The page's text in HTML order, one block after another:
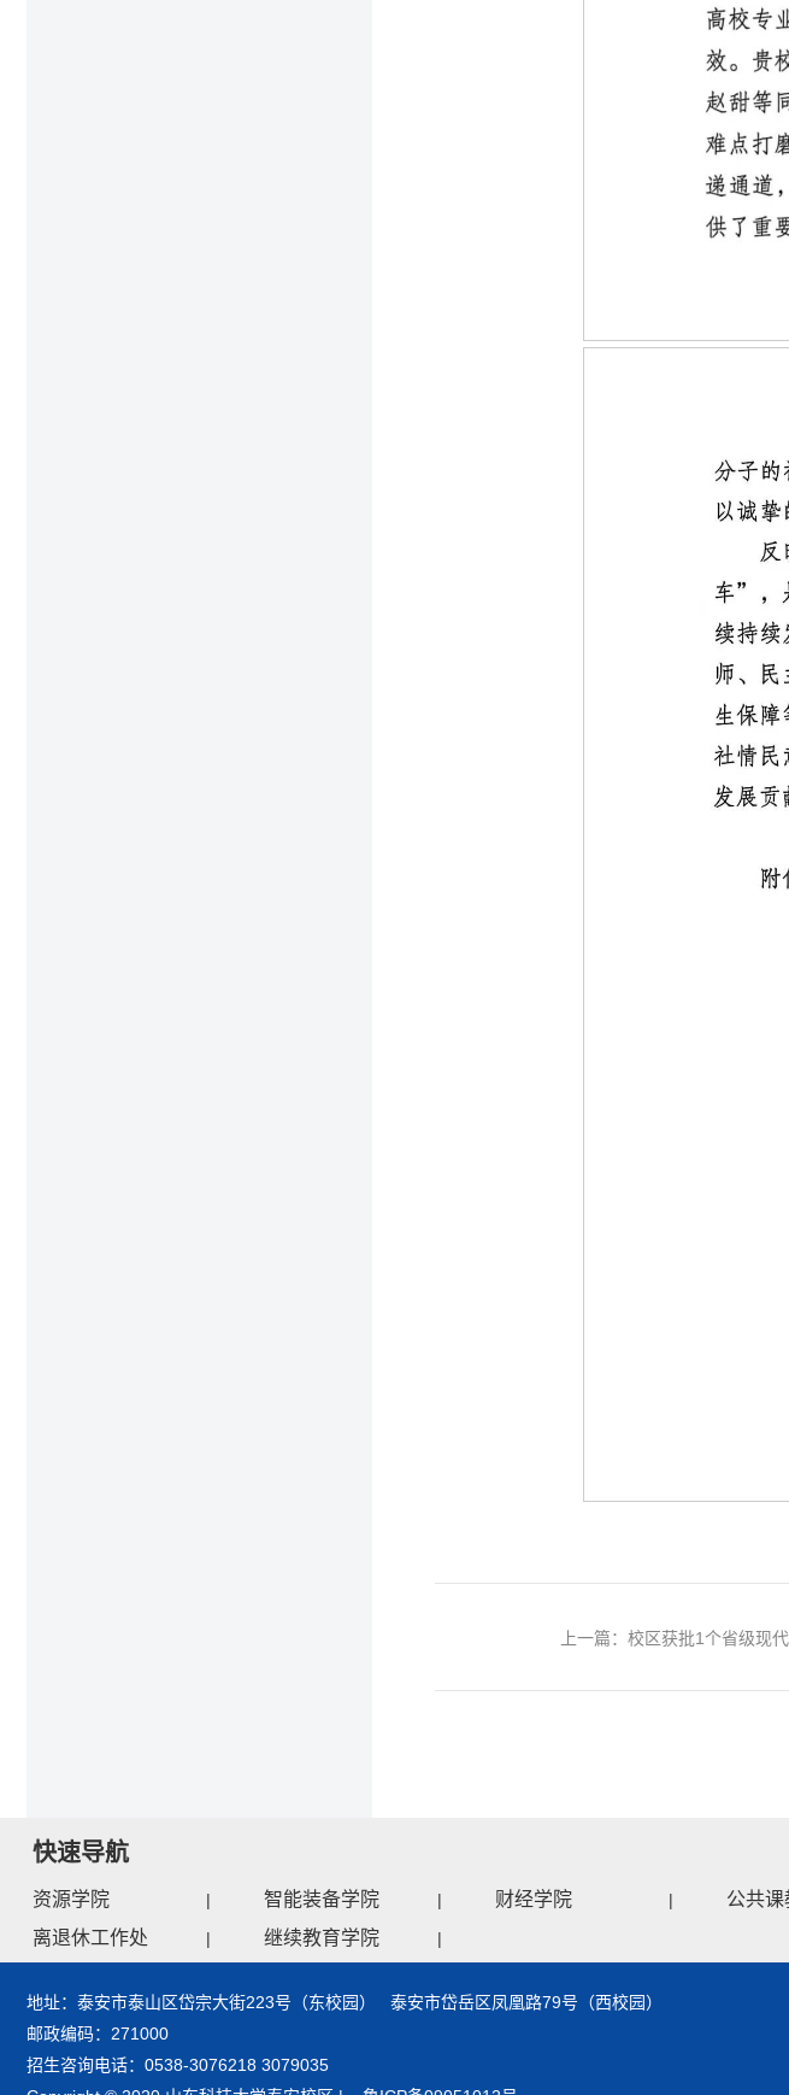
上一篇：校区获批1个省级现
快速导航
资源学院 | 智能装备学院 | 财经学院 | 公共课
离退休工作处
| 继续教育学院 |
地址：泰安市泰山区岱宗大街223号（东校园） 泰安市岱岳区凤凰路79号（西校园）
邮政编码：271000
招生咨询电话：0538-3076218 3079035